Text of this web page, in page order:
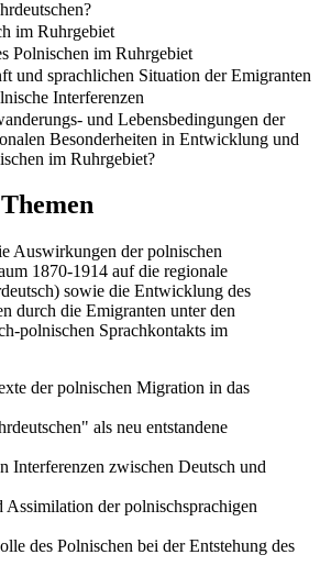
im Ruhrgebiet
Polnischen im Ruhrgebiet
und sprachlichen Situation der Emigranten
Interferenzen
und Lebensbedingungen der
Besonderheiten in Entwicklung und
im Ruhrgebiet?
Auswirkungen der polnischen
1870-1914 auf die regionale
sowie die Entwicklung des
durch die Emigranten unter den
polnischen Sprachkontakts im
der polnischen Migration in das
als neu entstandene
Interferenzen zwischen Deutsch und
Assimilation der polnischsprachigen
des Polnischen bei der Entstehung des